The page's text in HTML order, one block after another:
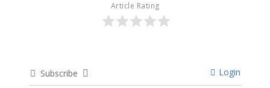
Article Rating
Subscribe Login